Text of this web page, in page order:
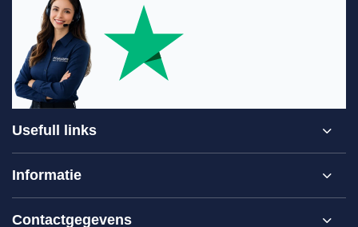
Usefull links
Informatie
Contactgegevens